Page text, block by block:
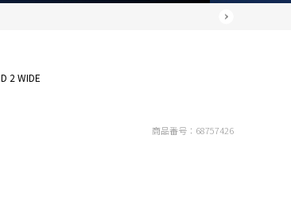
2 WIDE
商品番号： 68757426